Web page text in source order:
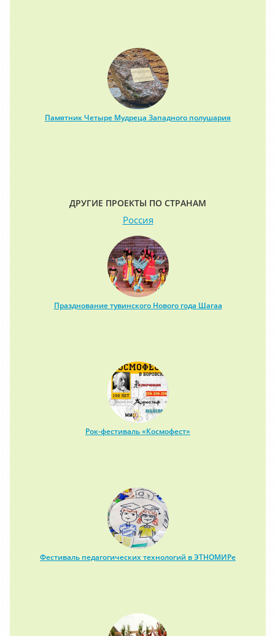
Памятник Четыре Мудреца Западного полушария
ДРУГИЕ ПРОЕКТЫ ПО СТРАНАМ
Россия
Празднование тувинского Нового года Шагаа
Рок-фестиваль «Космофест»
Фестиваль педагогических технологий в ЭТНОМИРе